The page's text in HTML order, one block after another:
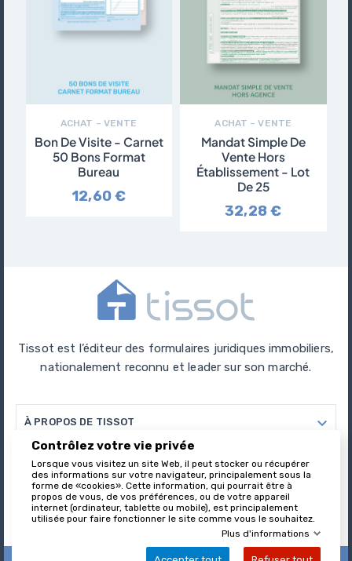
ACHAT – VENTE
Bon De Visite - Carnet
50 Bons Format
Bureau
12,60 €
ACHAT – VENTE
Mandat Simple De
Vente Hors
Établissement - Lot
De 25
32,28 €
Tissot est l’éditeur des formulaires juridiques immobiliers,
nationalement reconnu et leader sur son marché.
À PROPOS DE TISSOT 
VOTRE COMPTE
INFORMATIONS
Contrôlez votre vie privée
Lorsque vous visitez un site Web, il peut stocker ou récupérer
des informations sur votre navigateur, principalement sous la
forme de «cookies». Cette information, qui pourrait être à
propos de vous, de vos préférences, ou de votre appareil
internet (ordinateur, tablette ou mobile), est principalement
utilisée pour faire fonctionner le site comme vous le souhaitez.
Plus d'informations